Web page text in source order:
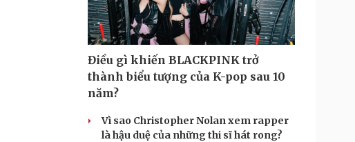
Điều gì khiến BLACKPINK trở
thành biểu tượng của K-pop sau 10
năm?
Vì sao Christopher Nolan xem rapper
là hậu duệ của những thi sĩ hát rong?